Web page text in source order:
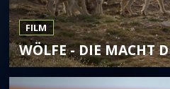
FILM
WÖLFE - DIE MACHT